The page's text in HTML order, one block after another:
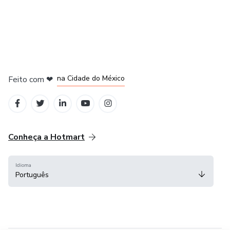
Feito com ❤ na Cidade do México
Conheça a Hotmart
Idioma
Português